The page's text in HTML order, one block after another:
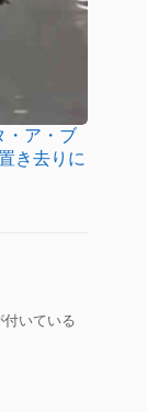
・ア・ブ
き去りに
付いている